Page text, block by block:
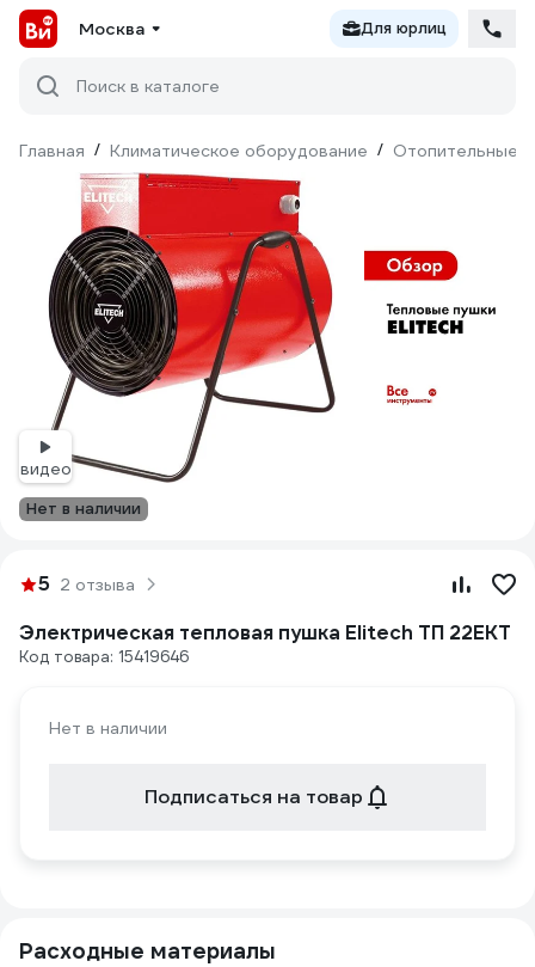
Москва Для юрлиц
Поиск в каталоге
Главная / Климатическое оборудование / Отопительные
видео
Нет в наличии
5 2 отзыва
Электрическая тепловая пушка Elitech ТП 22ЕКТ
Код товара: 15419646
Нет в наличии
Подписаться на товар
Расходные материалы